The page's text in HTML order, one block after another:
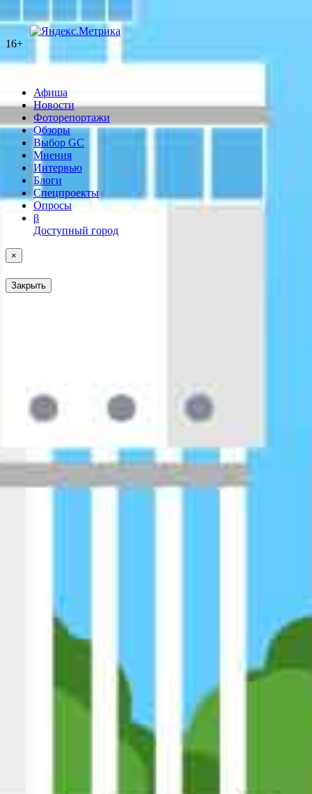
16+
Афиша
Новости
Фоторепортажи
Обзоры
Выбор GC
Мнения
Интервью
Блоги
Спецпроекты
Опросы
β
Доступный город
×
Закрыть